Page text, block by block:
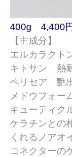
400g 4,400円
【主成分】
エルカラク
キトサン 熱
ペリセア 艶
メドウフォー
キューティク
ケラチンとの
くれるノアオ
コネクターの